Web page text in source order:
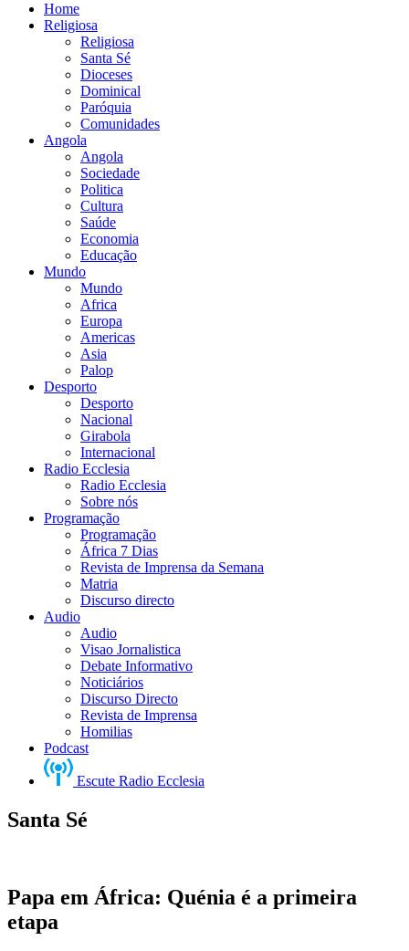
Home
Religiosa
Religiosa
Santa Sé
Dioceses
Dominical
Paróquia
Comunidades
Angola
Angola
Sociedade
Politica
Cultura
Saúde
Economia
Educação
Mundo
Mundo
Africa
Europa
Americas
Asia
Palop
Desporto
Desporto
Nacional
Girabola
Internacional
Radio Ecclesia
Radio Ecclesia
Sobre nós
Programação
Programação
África 7 Dias
Revista de Imprensa da Semana
Matria
Discurso directo
Audio
Audio
Visao Jornalistica
Debate Informativo
Noticiários
Discurso Directo
Revista de Imprensa
Homilias
Podcast
Escute Radio Ecclesia
Santa Sé
Papa em África: Quénia é a primeira
etapa